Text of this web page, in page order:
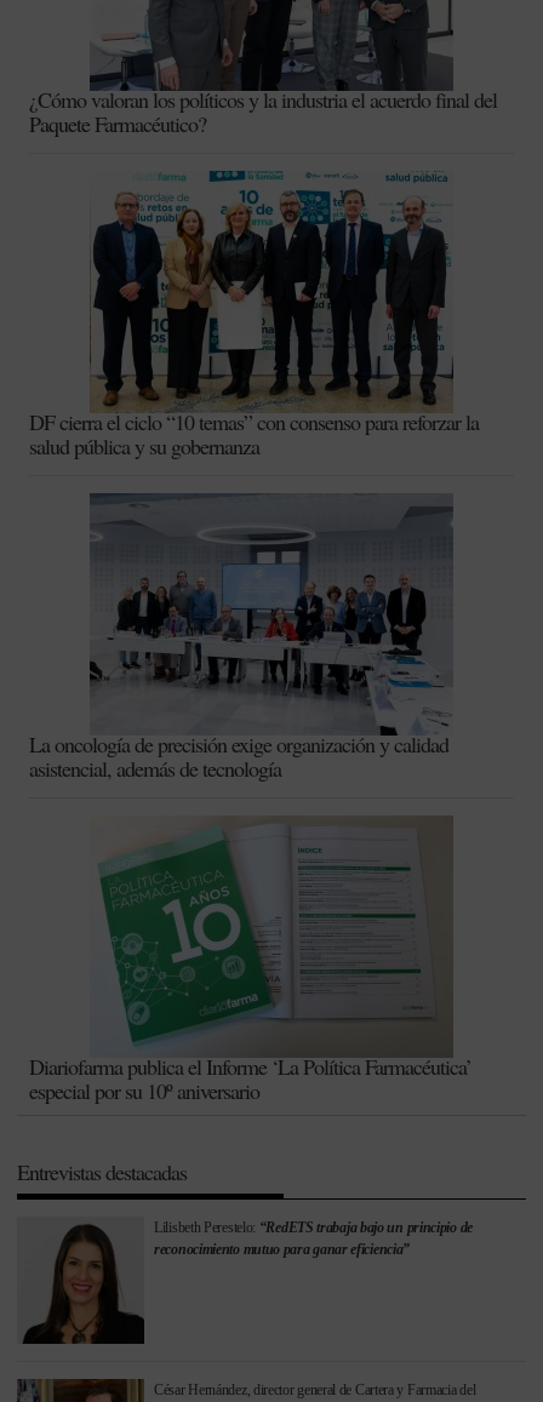
¿Cómo valoran los políticos y la industria el acuerdo final del
Paquete Farmacéutico?
DF cierra el ciclo “10 temas” con consenso para reforzar la
salud pública y su gobernanza
La oncología de precisión exige organización y calidad
asistencial, además de tecnología
Diariofarma publica el Informe ‘La Política Farmacéutica’
especial por su 10º aniversario
Entrevistas destacadas
Lilisbeth Perestelo: “RedETS trabaja bajo un principio de
reconocimiento mutuo para ganar eficiencia”
César Hernández, director general de Cartera y Farmacia del